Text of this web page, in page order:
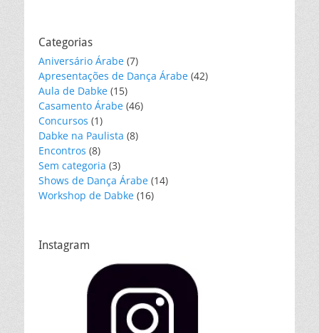
Categorias
Aniversário Árabe (7)
Apresentações de Dança Árabe (42)
Aula de Dabke (15)
Casamento Árabe (46)
Concursos (1)
Dabke na Paulista (8)
Encontros (8)
Sem categoria (3)
Shows de Dança Árabe (14)
Workshop de Dabke (16)
Instagram